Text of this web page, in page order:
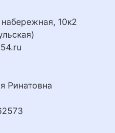
10к2
Ринатовна